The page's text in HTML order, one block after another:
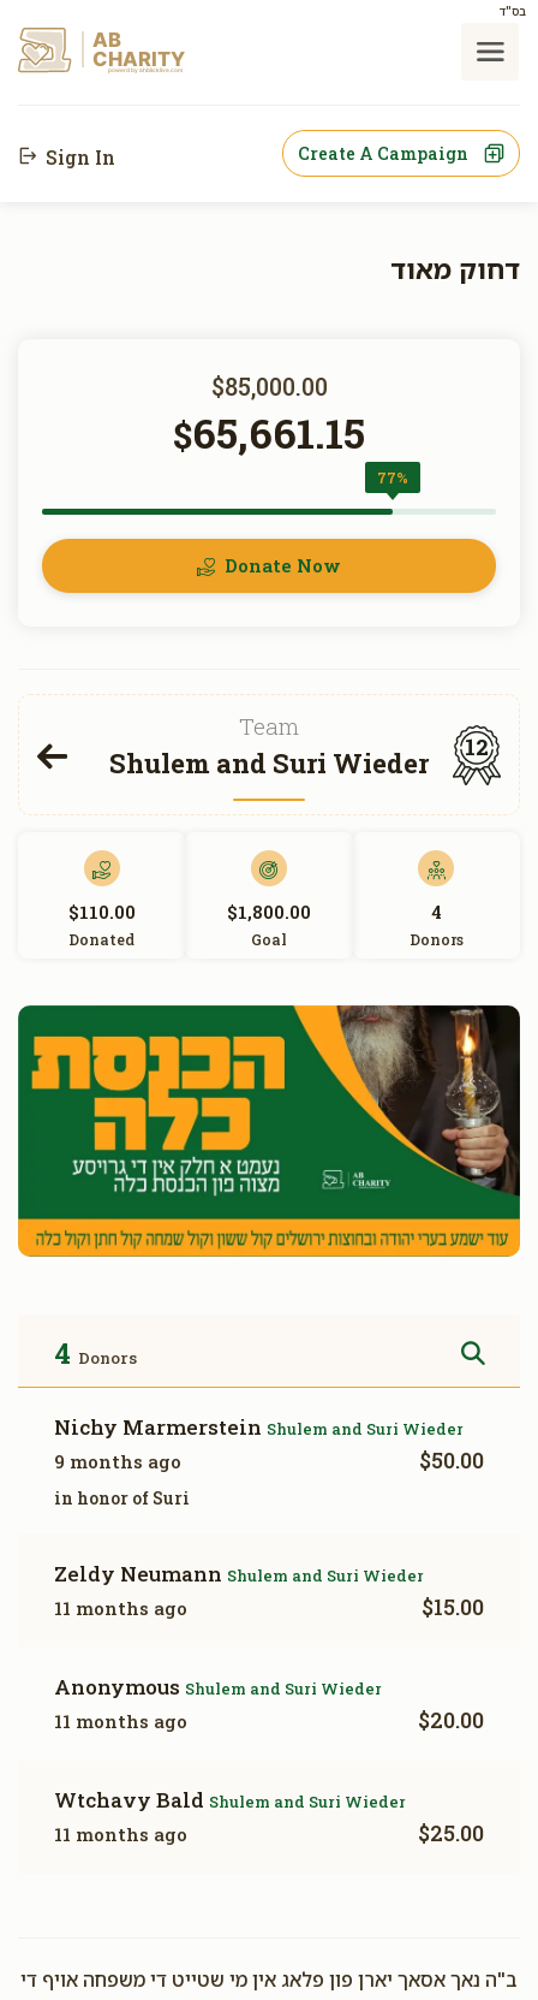
בס"ד
AB
CHARITY
powerd by ahblicklive.com
Sign In Create A Campaign
דחוק מאוד
$85,000.00
$65,661.15
77%
Donate Now
Team
Shulem and Suri Wieder 12
$110.00
Donated
$1,800.00
Goal
4
Donors
4 Donors
Nichy Marmerstein Shulem and Suri Wieder
9 months ago $50.00
in honor of Suri
Zeldy Neumann Shulem and Suri Wieder
11 months ago $15.00
Anonymous Shulem and Suri Wieder
11 months ago $20.00
Wtchavy Bald Shulem and Suri Wieder
11 months ago $25.00
ב"ה נאך אסאך יארן פון פלאג אין מי שטייט די משפחה אויף די